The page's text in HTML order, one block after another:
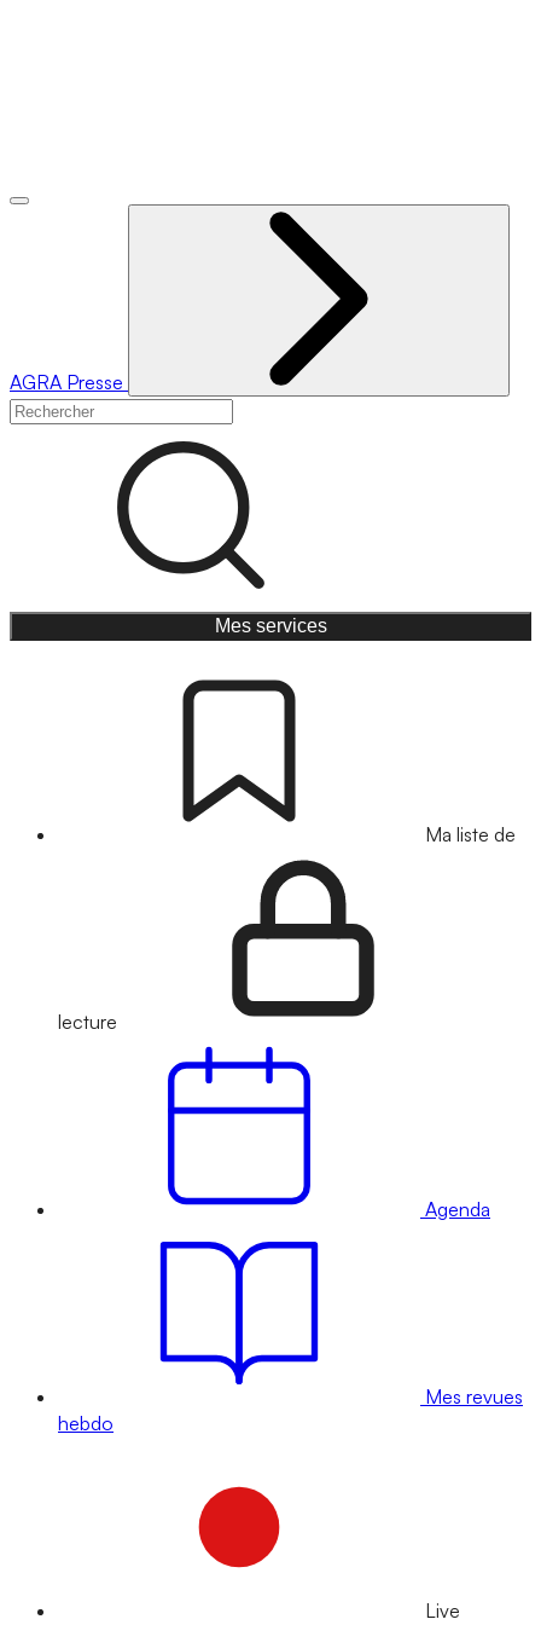
AGRA Presse
Mes services
Ma liste de
lecture
Agenda
Mes revues
hebdo
Live